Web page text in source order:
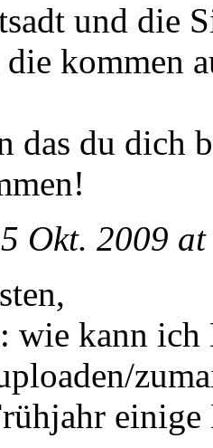
und die
die kommen
das du dich
Okt. 2009
wie kann